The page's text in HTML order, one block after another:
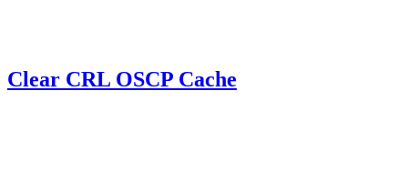
Clear CRL OSCP Cache